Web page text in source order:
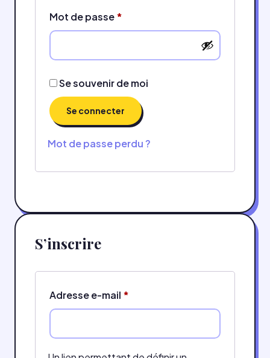
Mot de passe*
Se souvenir de moi
Se connecter
Mot de passe perdu ?
S’inscrire
Adresse e-mail *